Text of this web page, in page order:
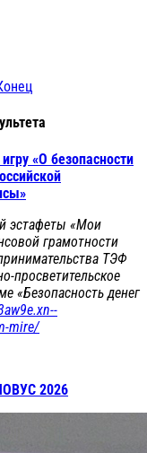
«О безопасности
эстафеты «Мои
грамотности
ТЭФ
просветительское
«Безопасность денег
mire/
2026